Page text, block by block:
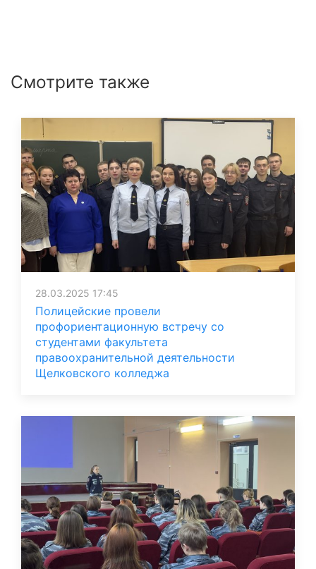
Смотрите также
28.03.2025 17:45
Полицейские провели
профориентационную встречу со
студентами факультета
правоохранительной деятельности
Щелковского колледжа